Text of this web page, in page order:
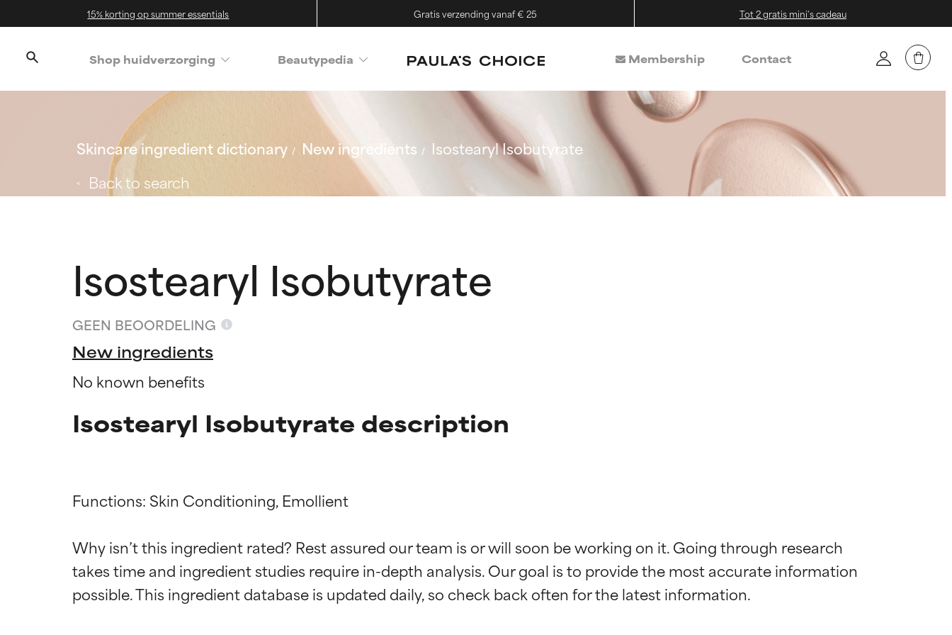
15% korting op summer essentials Gratis verzending vanaf € 25 Tot 2 gratis mini's cadeau
Shop huidverzorging Beautypedia Membership Contact
Skincare ingredient dictionary New ingredients
Isostearyl Isobutyrate
Back to search
Isostearyl Isobutyrate
GEEN BEOORDELING
New ingredients
No known benefits
Isostearyl Isobutyrate description
Functions: Skin Conditioning, Emollient
Why isn’t this ingredient rated? Rest assured our team is or will soon be working on it. Going through research
takes time and ingredient studies require in-depth analysis. Our goal is to provide the most accurate information
Beoordelingen van ingrediënten
BESTE
Beoordelingen van ingrediënten
BESTE